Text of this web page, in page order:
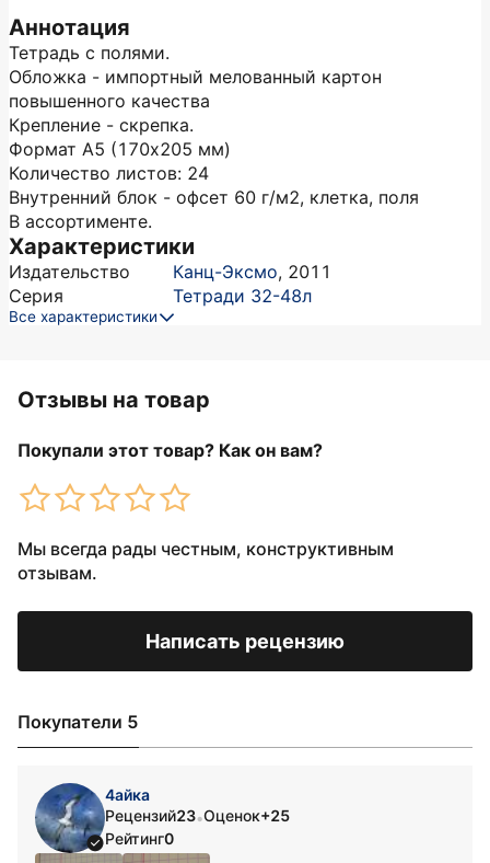
Аннотация
Тетрадь с полями.
Обложка - импортный мелованный картон
повышенного качества
Крепление - скрепка.
Формат А5 (170х205 мм)
Количество листов: 24
Внутренний блок - офсет 60 г/м2, клетка, поля
В ассортименте.
Характеристики
Издательство Канц-Эксмо, 2011
Серия
Тетради 32-48л
Все характеристики
Отзывы на товар
Покупали этот товар? Как он вам?
Мы всегда рады честным, конструктивным
отзывам.
Написать рецензию
Покупатели 5
4айка
Рецензий23•Оценок+25
Рейтинг0